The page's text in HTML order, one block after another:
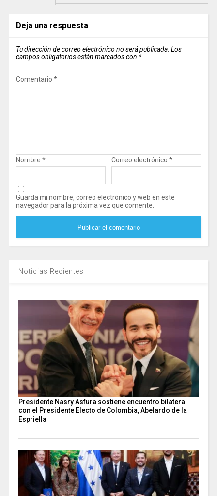
Deja una respuesta
Tu dirección de correo electrónico no será publicada. Los
campos obligatorios están marcados con *
Comentario *
Nombre * Correo electrónico *
Guarda mi nombre, correo electrónico y web en este
navegador para la próxima vez que comente.
Noticias Recientes
Presidente Nasry Asfura sostiene encuentro bilateral
con el Presidente Electo de Colombia, Abelardo de la
Espriella